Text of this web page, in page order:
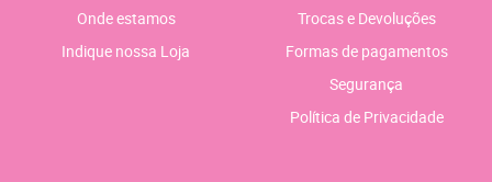
Onde estamos
Indique nossa Loja
Trocas e Devoluções
Formas de pagamentos
Segurança
Política de Privacidade